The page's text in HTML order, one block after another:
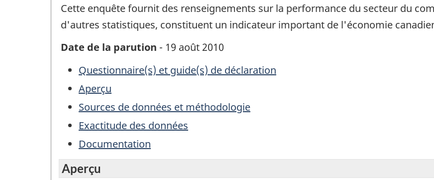
Cette enquête fournit des renseignements sur la performance du secteur du
d'autres statistiques, constituent un indicateur important de l'économie
Date de la parution - 19 août 2010
Questionnaire(s) et guide(s) de déclaration
Aperçu
Sources de données et méthodologie
Exactitude des données
Documentation
Aperçu